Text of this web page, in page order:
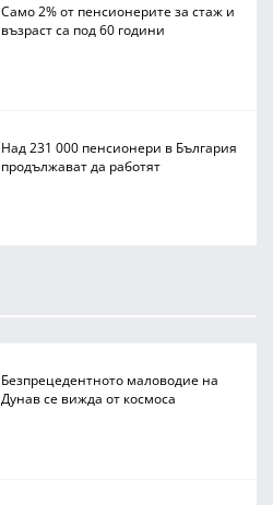
Само 2% от пенсионерите за стаж и
възраст са под 60 години
Над 231 000 пенсионери в България
продължават да работят
Безпрецедентното маловодие на
Дунав се вижда от космоса